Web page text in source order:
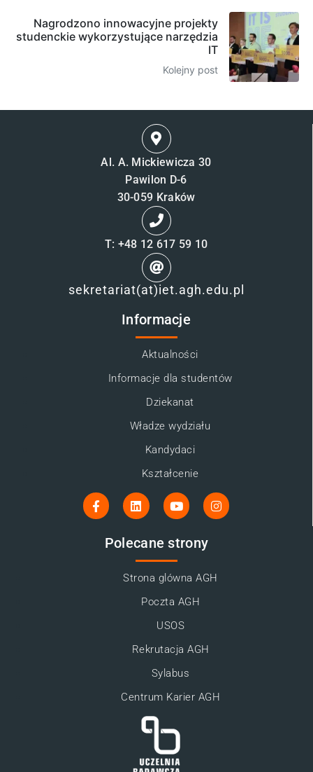
Nagrodzono innowacyjne projekty
studenckie wykorzystujące narzędzia
IT
Kolejny post
Al. A. Mickiewicza 30
Pawilon D-6
30-059 Kraków
T: +48 12 617 59 10
sekretariat(at)iet.agh.edu.pl
Informacje
Aktualności
Informacje dla studentów
Dziekanat
Władze wydziału
Kandydaci
Kształcenie
Polecane strony
Strona glówna AGH
Poczta AGH
USOS
Rekrutacja AGH
Sylabus
Centrum Karier AGH